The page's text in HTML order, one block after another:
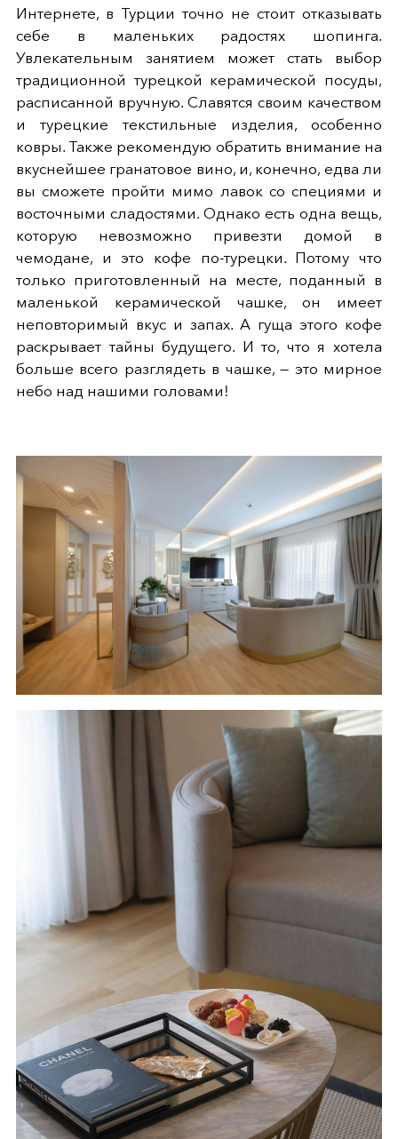
Интернете, в Турции точно не стоит отказывать
себе в маленьких радостях шопинга.
Увлекательным занятием может стать выбор
традиционной турецкой керамической посуды,
расписанной вручную. Славятся своим качеством
и турецкие текстильные изделия, особенно
ковры. Также рекомендую обратить внимание на
вкуснейшее гранатовое вино, и, конечно, едва ли
вы сможете пройти мимо лавок со специями и
восточными сладостями. Однако есть одна вещь,
которую невозможно привезти домой в
чемодане, и это кофе по-турецки. Потому что
только приготовленный на месте, поданный в
маленькой керамической чашке, он имеет
неповторимый вкус и запах. А гуща этого кофе
раскрывает тайны будущего. И то, что я хотела
больше всего разглядеть в чашке, — это мирное
небо над нашими головами!